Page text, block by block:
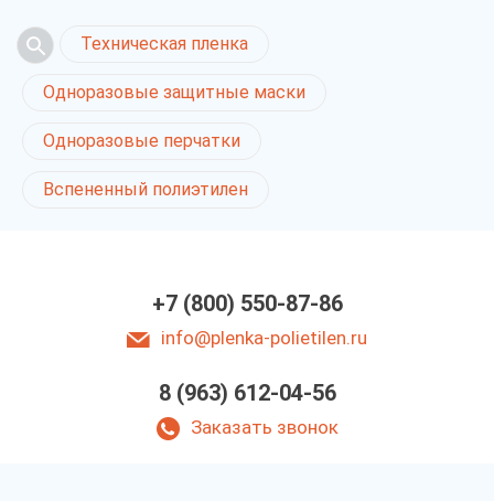
Техническая пленка
Одноразовые защитные маски
Одноразовые перчатки
Вспененный полиэтилен
+7 (800) 550-87-86
info@plenka-polietilen.ru
8 (963) 612-04-56
Заказать звонок